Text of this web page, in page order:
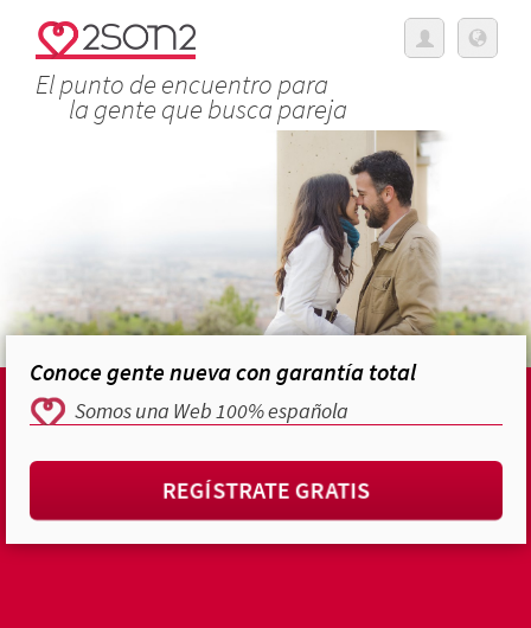
El punto de encuentro para
la gente que busca pareja
Conoce gente nueva con garantía total
Somos una Web 100% española
REGÍSTRATE GRATIS